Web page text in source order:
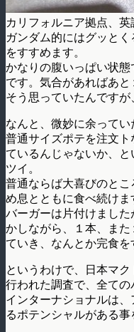
カリフォルニア拠点、英
ガンダム的にはグッと
をすすめます。
かなりの腹いっぱい状
です。気合があればあと
そう思っていたんですが
なんと、微妙に余ってい
普通サイズポテを注文
ているんじゃないか、
ツイ。
普通ならば大喜びのと
め息とともに食べ続けま
バーガーは片付けまし
かしながら、１本、ま
ていき、なんとか完食を
というわけで、日本マ
行われた調査で、全て
インターナショナルは
るポテンシャルがある事